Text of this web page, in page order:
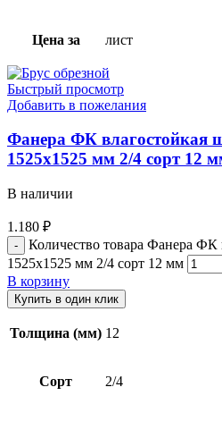
Цена за лист
Быстрый просмотр
Добавить в пожелания
Фанера ФК влагостойкая
1525х1525 мм 2/4 сорт 12
В наличии
1.180 ₽
Количество товара Фанера ФК
1525х1525 мм 2/4 сорт 12 мм
В корзину
Купить в один клик
Толщина (мм) 12
Сорт 2/4